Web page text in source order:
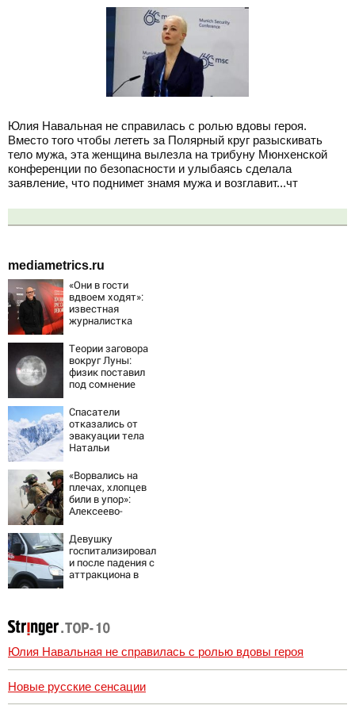
Юлия Навальная не справилась с ролью вдовы героя.
Вместо того чтобы лететь за Полярный круг разыскивать
тело мужа, эта женщина вылезла на трибуну Мюнхенской
конференции по безопасности и улыбаясь сделала
заявление, что поднимет знамя мужа и возглавит...чт
mediametrics.ru
«Они в гости
вдвоем ходят»:
известная
журналистка
роман
Бондарчука и
Исаковой
Теории заговора
вокруг Луны:
физик поставил
под сомнение
Спасатели
отказались от
эвакуации тела
Натальи
семитысячника
«Ворвались на
плечах, хлопцев
били в упор»:
Алексеево-
могильником для
«птах Мадьяра»
Девушку
госпитализировал
и после падения с
аттракциона в
Юлия Навальная не справилась с ролью вдовы героя
Новые русские сенсации